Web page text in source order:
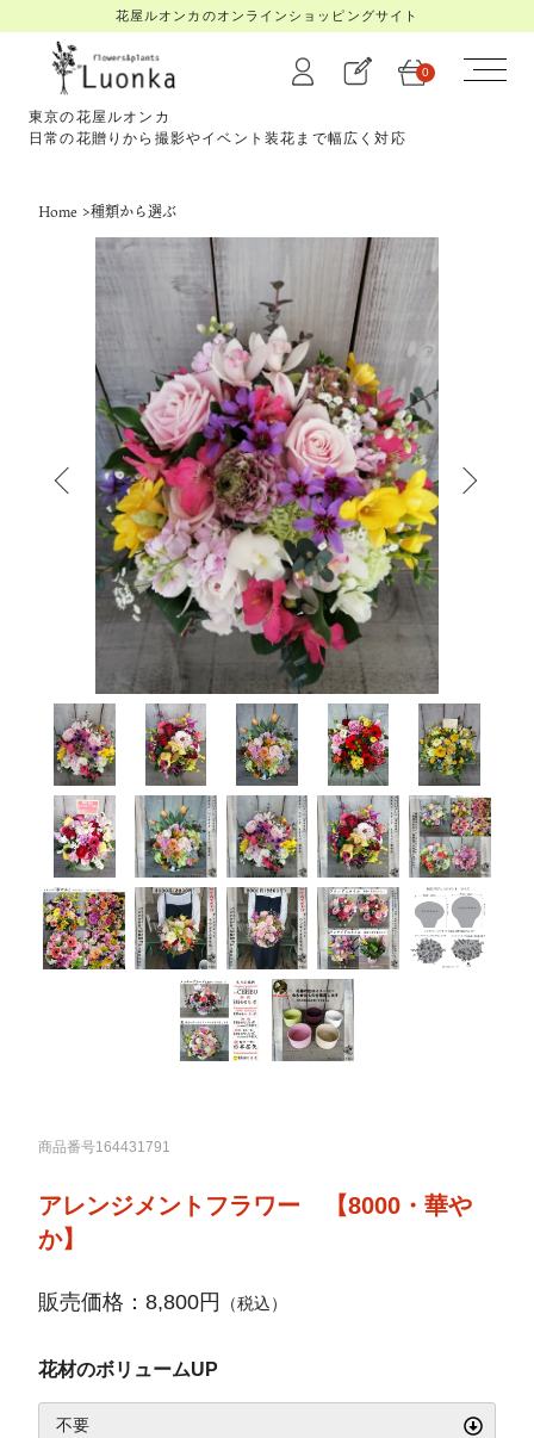
花屋ルオンカのオンラインショッピングサイト
東京の花屋ルオンカ
日常の花贈りから撮影やイベント装花まで幅広く対応
0
Home >種類から選ぶ
商品番号164431791
アレンジメントフラワー 【8000・華や
か】
販売価格：8,800円 （税込）
花材のボリュームUP